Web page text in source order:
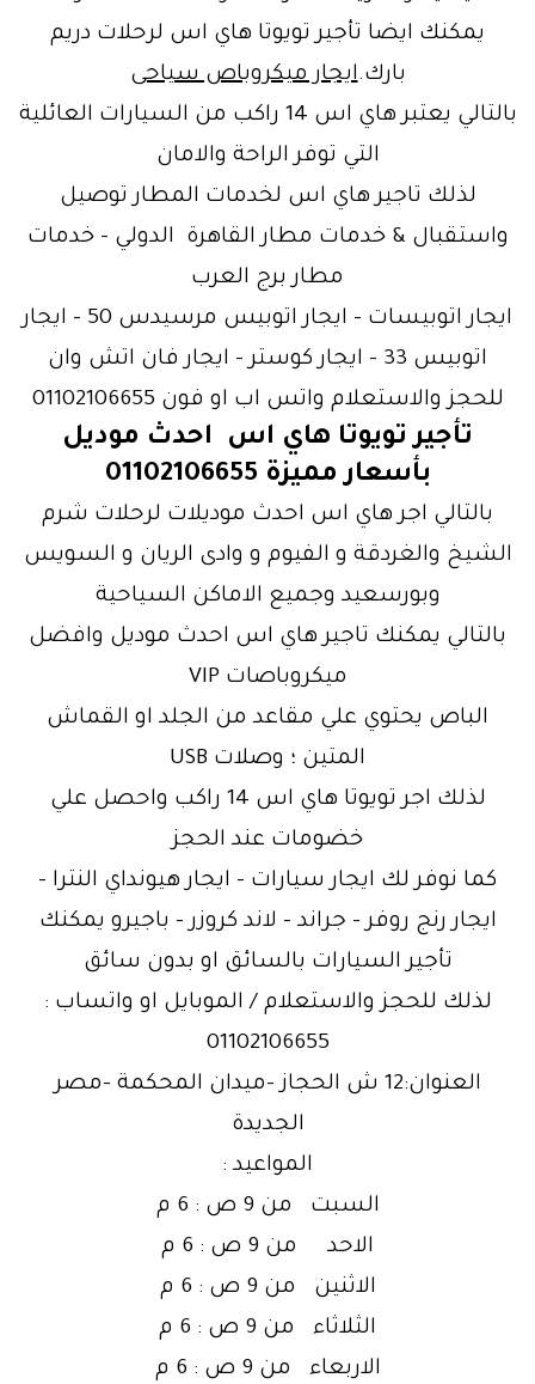
يمكنك ايضا تأجير تويوتا هاي اس لرحلات دريم
بارك.ايجار ميكروباص سياحى
بالتالي يعتبر هاي اس 14 راكب من السيارات العائلية
التي توفر الراحة والامان
لذلك تاجير هاي اس لخدمات المطار توصيل
واستقبال & خدمات مطار القاهرة الدولي – خدمات
مطار برج العرب
ايجار اتوبيسات – ايجار اتوبيس مرسيدس 50 – ايجار
اتوبيس 33 – ايجار كوستر – ايجار فان اتش وان
للحجز والاستعلام واتس اب او فون 01102106655
تأجير تويوتا هاي اس احدث موديل
بأسعار مميزة 01102106655
بالتالي اجر هاي اس احدث موديلات لرحلات شرم
الشيخ والغردقة و الفيوم و وادى الريان و السويس
وبورسعيد وجميع الاماكن السياحية
بالتالي يمكنك تاجير هاي اس احدث موديل وافضل
ميكروباصات VIP
الباص يحتوي علي مقاعد من الجلد او القماش
المتين ؛ وصلات USB
لذلك اجر تويوتا هاي اس 14 راكب واحصل علي
خضومات عند الحجز
كما نوفر لك ايجار سيارات – ايجار هيونداي النترا –
ايجار رنج روفر – جراند – لاند كروزر – باجيرو يمكنك
تأجير السيارات بالسائق او بدون سائق
لذلك للحجز والاستعلام / الموبايل او واتساب :
01102106655
العنوان:12 ش الحجاز -ميدان المحكمة -مصر
الجديدة
المواعيد :
السبت من 9 ص : 6 م
الاحد من 9 ص : 6 م
الاثنين من 9 ص : 6 م
الثلاثاء من 9 ص : 6 م
الاربعاء من 9 ص : 6 م